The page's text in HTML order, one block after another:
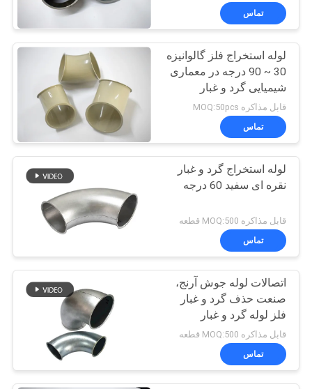
تماس
لوله استخراج فلز گالوانیزه
30 ~ 90 درجه در معماری
شیمیایی گرد و غبار
قابل مذاکره MOQ:50pcs
تماس
لوله استخراج گرد و غبار
نقره ای سفید 60 درجه
قابل مذاکره MOQ:500 قطعه
تماس
اتصالات لوله جوش آرنج،
صنعت حذف گرد و غبار
فلز لوله گرد و غبار
قابل مذاکره MOQ:500 قطعه
تماس